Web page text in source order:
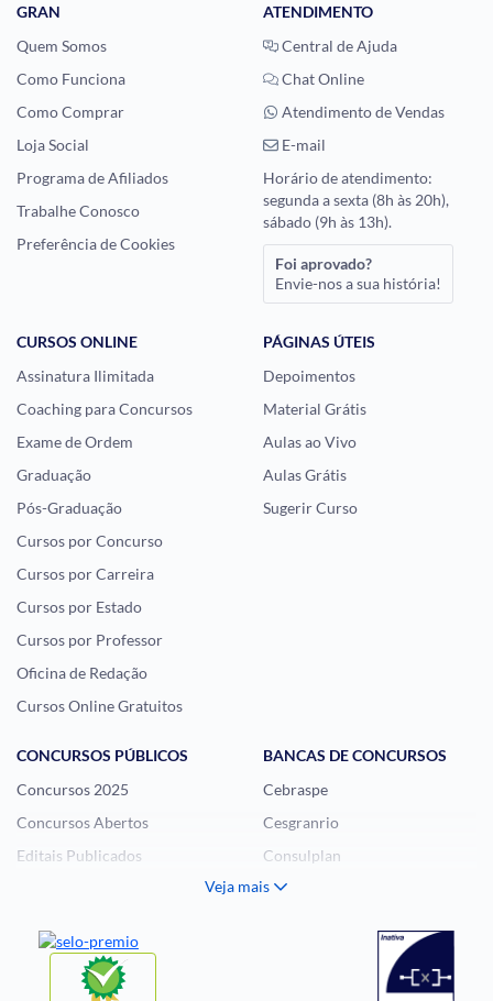
GRAN
Quem Somos
Como Funciona
Como Comprar
Loja Social
Programa de Afiliados
Trabalhe Conosco
Preferência de Cookies
ATENDIMENTO
Central de Ajuda
Chat Online
Atendimento de Vendas
E-mail
Horário de atendimento:
segunda a sexta (8h às 20h),
sábado (9h às 13h).
Foi aprovado?
Envie-nos a sua história!
CURSOS ONLINE
Assinatura Ilimitada
Coaching para Concursos
Exame de Ordem
Graduação
Pós-Graduação
Cursos por Concurso
Cursos por Carreira
Cursos por Estado
Cursos por Professor
Oficina de Redação
Cursos Online Gratuitos
PÁGINAS ÚTEIS
Depoimentos
Material Grátis
Aulas ao Vivo
Aulas Grátis
Sugerir Curso
CONCURSOS PÚBLICOS
Concursos 2025
Concursos Abertos
Editais Publicados
Questões de Concurso
BANCAS DE CONCURSOS
Cebraspe
Cesgranrio
Consulplan
FCC
Veja mais